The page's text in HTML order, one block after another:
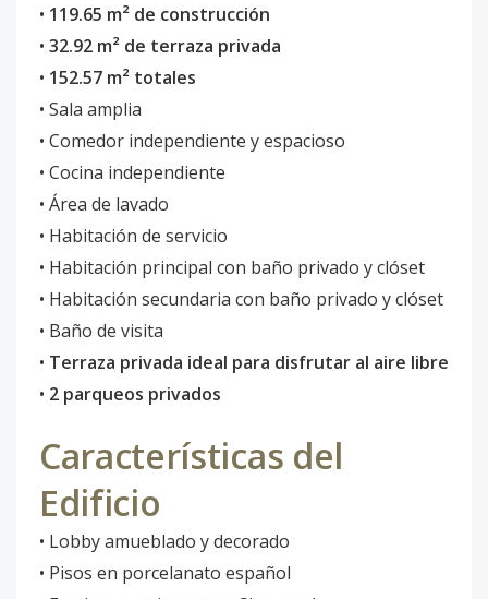
• 119.65 m² de construcción
• 32.92 m² de terraza privada
• 152.57 m² totales
• Sala amplia
• Comedor independiente y espacioso
• Cocina independiente
• Área de lavado
• Habitación de servicio
• Habitación principal con baño privado y clóset
• Habitación secundaria con baño privado y clóset
• Baño de visita
• Terraza privada ideal para disfrutar al aire libre
• 2 parqueos privados
Características del
Edificio
• Lobby amueblado y decorado
• Pisos en porcelanato español